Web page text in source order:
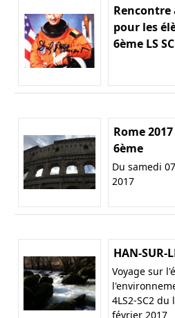
pour les
6ème LS SC
Rome
6ème
Du samedi
2017
HAN-SUR-
Voyage sur
4LS2-SC2
février 2017